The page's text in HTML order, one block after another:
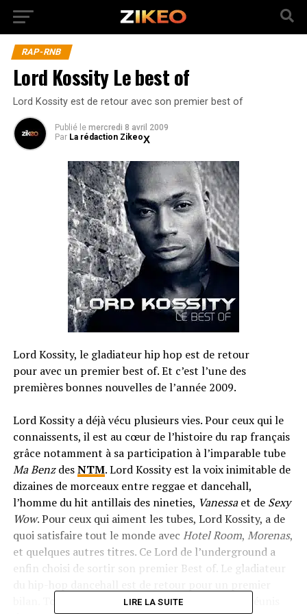
RAP-RNB
Lord Kossity Le best of
Lord Kossity est de retour avec son premier best of
Publié le mercredi 8 avril 2009
Par La rédaction Zikeo
Lord Kossity, le gladiateur hip hop est de retour
pour avec un premier best of. Et c’est l’une des
premières bonnes nouvelles de l’année 2009.
Lord Kossity a déjà vécu plusieurs vies. Pour ceux qui le
connaissents, il est au cœur de l’histoire du rap français
grâce notamment à sa participation à l’imparable tube
Ma BenzdesNTM. Lord Kossity est la voix inimitable de
dizaines de morceaux entre reggae et dancehall,
l’homme du hit antillais des nineties, Vanessaet de Sexy
Wow. Pour ceux qui aiment les tubes, Lord Kossity, a de
quoi satisfaire tout le monde avec Hotel Room, Morenas,
et quelques autres titres. Ce Lord de l’underground a
enfin choisi de sortir son premier Best of. Le gladiateur
bilan. Tous les tubes de Lord Kossity sont enfin réunis
LIRE LA SUITE